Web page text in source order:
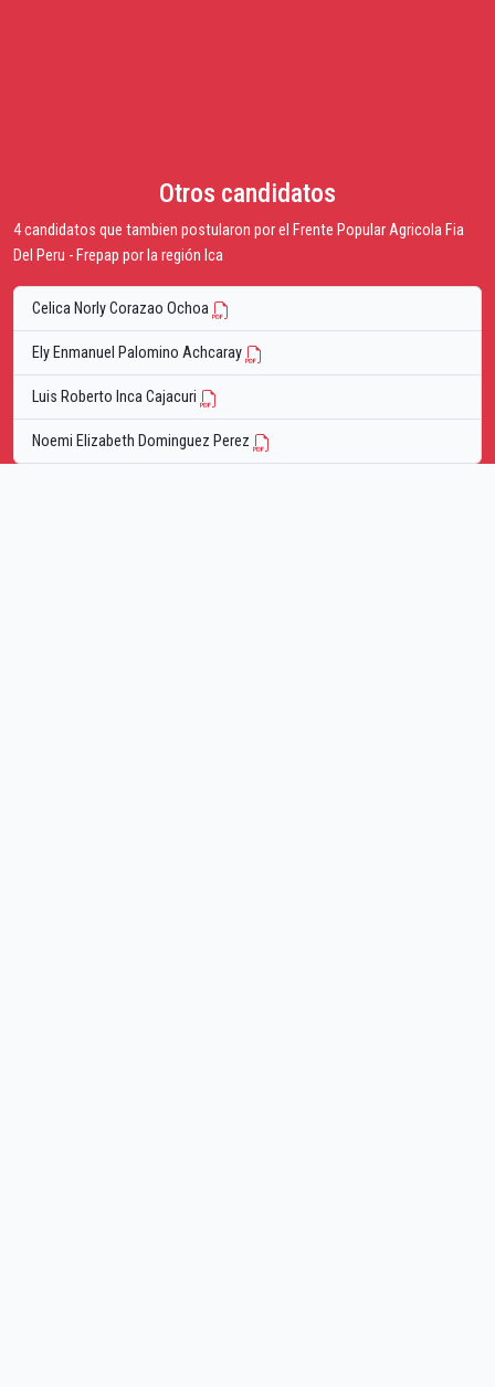
Otros candidatos
4 candidatos que tambien postularon por el Frente Popular Agricola Fia
Del Peru - Frepap por la región Ica
Celica Norly Corazao Ochoa
Ely Enmanuel Palomino Achcaray
Luis Roberto Inca Cajacuri
Noemi Elizabeth Dominguez Perez